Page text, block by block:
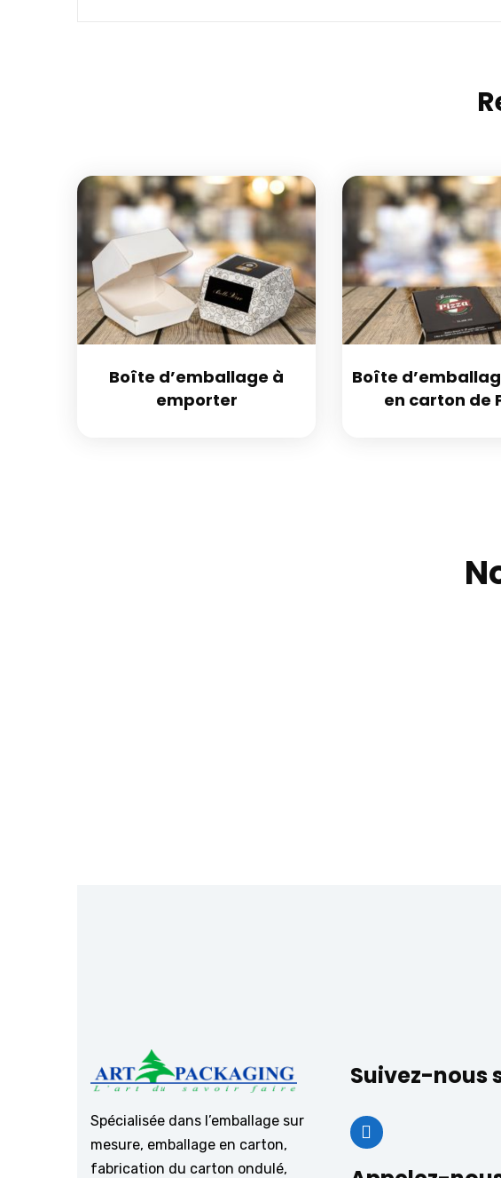
Boîte d’emballage à
emporter
Boîte
en carton de
Spécialisée dans l’emballage sur
mesure, emballage en carton,
fabrication du carton ondulé,
Suivez-nous